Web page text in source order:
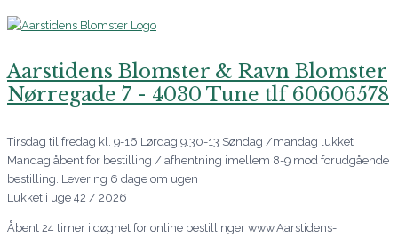
Aarstidens Blomster & Ravn Blomster
Nørregade 7 - 4030 Tune tlf 60606578
Tirsdag til fredag kl. 9-16 Lørdag 9.30-13 Søndag /mandag lukket
Mandag åbent for bestilling / afhentning imellem 8-9 mod forudgående
bestilling. Levering 6 dage om ugen
Lukket i uge 42 / 2026
Åbent 24 timer i døgnet for online bestillinger www.Aarstidens-